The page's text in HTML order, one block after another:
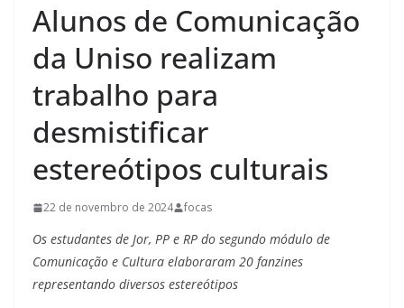
Alunos de Comunicação
da Uniso realizam
trabalho para
desmistificar
estereótipos culturais
22 de novembro de 2024 focas
Os estudantes de Jor, PP e RP do segundo módulo de
Comunicação e Cultura elaboraram 20 fanzines
representando diversos estereótipos